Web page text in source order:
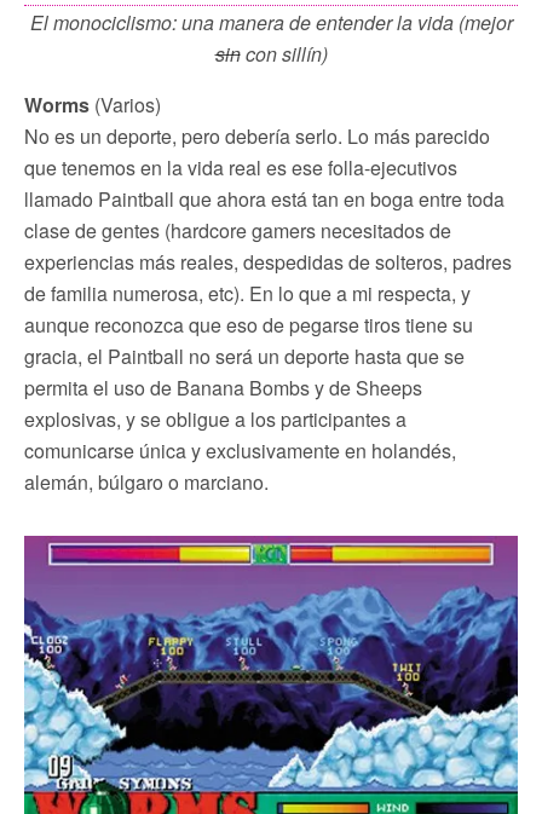
El monociclismo: una manera de entender la vida (mejor
sincon sillín)
Worms (Varios)
No es un deporte, pero debería serlo. Lo más parecido
que tenemos en la vida real es ese folla-ejecutivos
llamado Paintball que ahora está tan en boga entre toda
clase de gentes (hardcore gamers necesitados de
experiencias más reales, despedidas de solteros, padres
de familia numerosa, etc). En lo que a mi respecta, y
aunque reconozca que eso de pegarse tiros tiene su
gracia, el Paintball no será un deporte hasta que se
permita el uso de Banana Bombs y de Sheeps
explosivas, y se obligue a los participantes a
comunicarse única y exclusivamente en holandés,
alemán, búlgaro o marciano.